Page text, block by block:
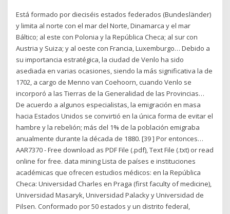
Está formado por dieciséis estados federados (Bundesländer)
y limita al norte con el mar del Norte, Dinamarca y el mar
Báltico; al este con Polonia y la República Checa; al sur con
Austria y Suiza; y al oeste con Francia, Luxemburgo… Debido a
su importancia estratégica, la ciudad de Venlo ha sido
asediada en varias ocasiones, siendo la más significativa la de
1702, a cargo de Menno van Coehoorn, cuando Venlo se
incorporó a las Tierras de la Generalidad de las Provincias…
De acuerdo a algunos especialistas, la emigración en masa
hacia Estados Unidos se convirtió en la única forma de evitar el
hambre y la rebelión; más del 1% de la población emigraba
anualmente durante la década de 1880. [39 ] Por entonces…
AAR7370 - Free download as PDF File (.pdf), Text File (.txt) or read
online for free. data mining Lista de países e instituciones
académicas que ofrecen estudios médicos: en la República
Checa: Universidad Charles en Praga (first faculty of medicine),
Universidad Masaryk, Universidad Palacky y Universidad de
Pilsen. Conformado por 50 estados y un distrito federal,